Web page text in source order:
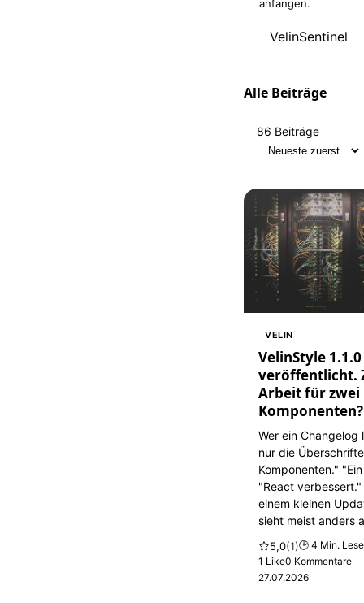
anfangen.
VelinSentinel
Alle Beiträge
86 Beiträge
Sortierung
VELIN
VelinStyle 1.1.0
veröffentlicht.
Arbeit für zwei
Wer ein Changelog
nur die
Komponenten."
"React
einem kleinen
sieht meist anders
5,0(1)🕒 4 Min.
1 Like0 Kommentare
27.07.2026